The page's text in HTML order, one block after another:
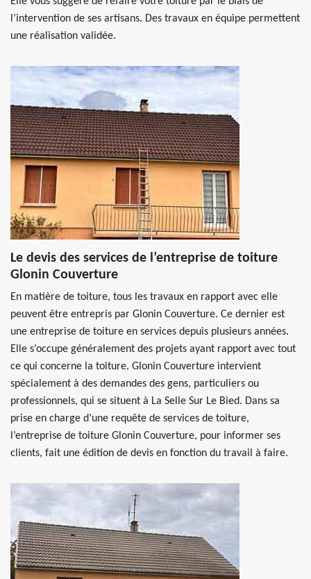
l’intervention de ses artisans. Des travaux en équipe permettent
une réalisation validée.
Le devis des services de l’entreprise de toiture
Glonin Couverture
En matière de toiture, tous les travaux en rapport avec elle
peuvent être entrepris par Glonin Couverture. Ce dernier est
une entreprise de toiture en services depuis plusieurs années.
Elle s’occupe généralement des projets ayant rapport avec tout
ce qui concerne la toiture. Glonin Couverture intervient
spécialement à des demandes des gens, particuliers ou
professionnels, qui se situent à La Selle Sur Le Bied. Dans sa
prise en charge d’une requête de services de toiture,
l’entreprise de toiture Glonin Couverture, pour informer ses
clients, fait une édition de devis en fonction du travail à faire.